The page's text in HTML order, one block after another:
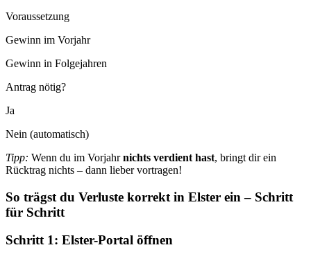
Voraussetzung
Gewinn im Vorjahr
Gewinn in Folgejahren
Antrag nötig?
Ja
Nein (automatisch)
Tipp: Wenn du im Vorjahrnichts verdient hast, bringt dir ein
Rücktrag nichts – dann lieber vortragen!
So trägst du Verluste korrekt in Elster ein – Schritt
für Schritt
Schritt 1: Elster-Portal öffnen